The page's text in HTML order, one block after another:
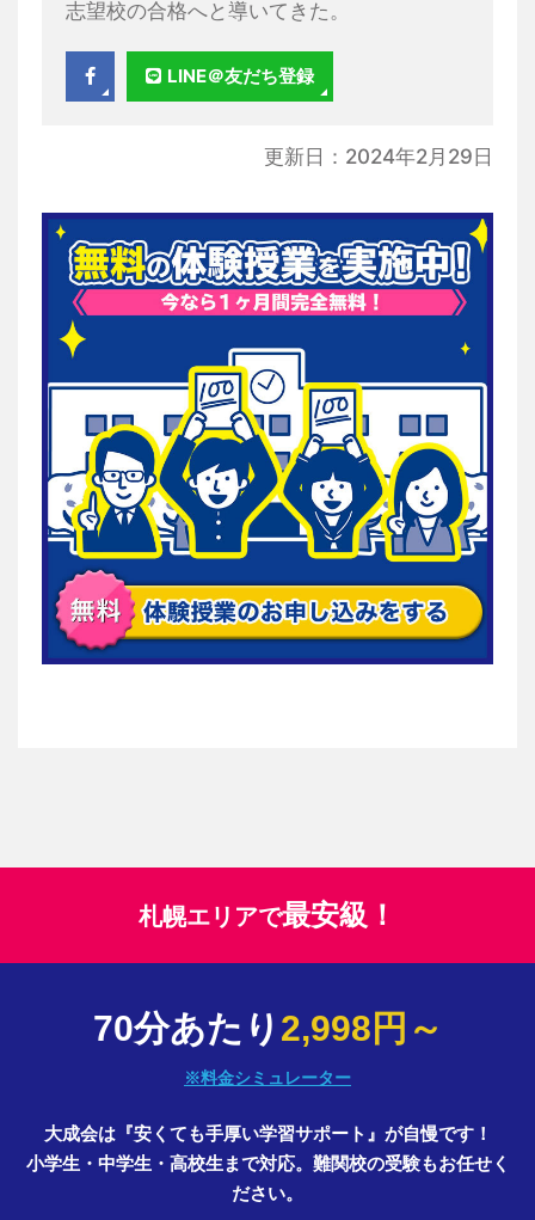
志望校の合格へと導いてきた。
LINE＠友だち登録
更新日：2024年2月29日
札幌エリアで最安級！
70分あたり 2,998円～
※料金シミュレーター
大成会は『安くても手厚い学習サポート』が自慢です！
小学生・中学生・高校生まで対応。難関校の受験もお任せく
ださい。